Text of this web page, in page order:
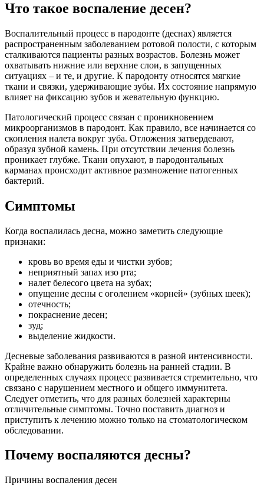
Что такое воспаление десен?
Воспалительный процесс в пародонте (деснах) является
распространенным заболеванием ротовой полости, с которым
сталкиваются пациенты разных возрастов. Болезнь может
охватывать нижние или верхние слои, в запущенных
ситуациях – и те, и другие. К пародонту относятся мягкие
ткани и связки, удерживающие зубы. Их состояние напрямую
влияет на фиксацию зубов и жевательную функцию.
Патологический процесс связан с проникновением
микроорганизмов в пародонт. Как правило, все начинается со
скопления налета вокруг зуба. Отложения затвердевают,
образуя зубной камень. При отсутствии лечения болезнь
проникает глубже. Ткани опухают, в пародонтальных
карманах происходит активное размножение патогенных
бактерий.
Симптомы
Когда воспалилась десна, можно заметить следующие
признаки:
кровь во время еды и чистки зубов;
неприятный запах изо рта;
налет белесого цвета на зубах;
опущение десны с оголением «корней» (зубных шеек);
отечность;
покраснение десен;
зуд;
выделение жидкости.
Десневые заболевания развиваются в разной интенсивности.
Крайне важно обнаружить болезнь на ранней стадии. В
определенных случаях процесс развивается стремительно, что
связано с нарушением местного и общего иммунитета.
Следует отметить, что для разных болезней характерны
отличительные симптомы. Точно поставить диагноз и
приступить к лечению можно только на стоматологическом
обследовании.
Почему воспаляются десны?
Причины воспаления десен